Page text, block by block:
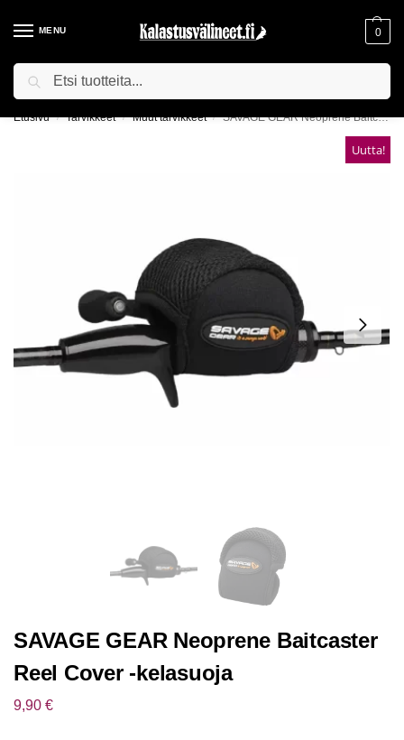
MENU 0
ILMAINEN TOIMITUS YLI 75€ TILAUKSILLE!
Etusivu / Tarvikkeet / Muut tarvikkeet / SAVAGE GEAR Neoprene Baitcaster Reel Cover -kelasuoja
Uutta!
SAVAGE GEAR Neoprene Baitcaster
Reel Cover -kelasuoja
9,90 €